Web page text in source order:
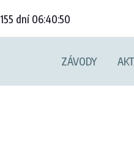
155dní 06:40:49
ZÁVODY